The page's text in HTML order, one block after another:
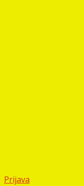
Prijava